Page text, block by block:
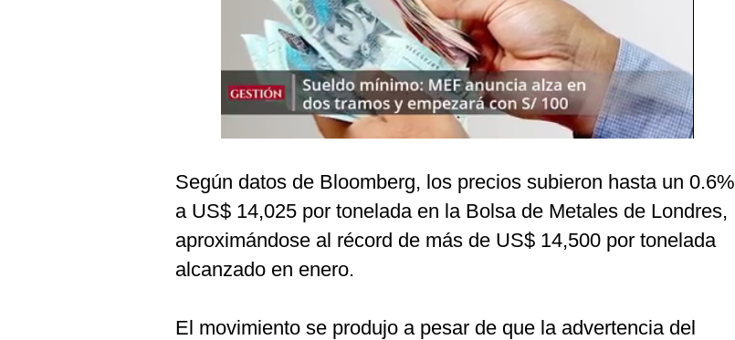
Según datos de Bloomberg, los precios subieron hasta un 0.6%
a US$ 14,025 por tonelada en la Bolsa de Metales de Londres,
aproximándose al récord de más de US$ 14,500 por tonelada
alcanzado en enero.
El movimiento se produjo a pesar de que la advertencia del